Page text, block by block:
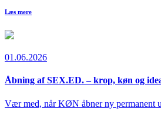
Læs mere
01.06.2026
Åbning af SEX.ED. – krop, køn og
Vær med, når KØN åbner ny permanent